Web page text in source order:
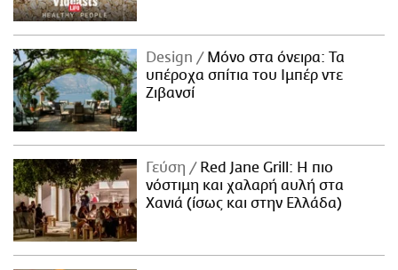
Design
Μόνο στα όνειρα: Τα
υπέροχα σπίτια του Ιμπέρ ντε
Ζιβανσί
Γεύση
Red Jane Grill: Η πιο
νόστιμη και χαλαρή αυλή στα
Χανιά (ίσως και στην Ελλάδα)